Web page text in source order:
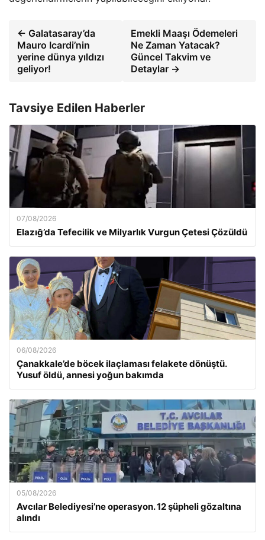
← Galatasaray’da
Mauro Icardi’nin
yerine dünya yıldızı
geliyor!
Emekli Maaşı Ödemeleri
Ne Zaman Yatacak?
Güncel Takvim ve
Detaylar →
Tavsiye Edilen Haberler
07/08/2026
Elazığ’da Tefecilik ve Milyarlık Vurgun Çetesi Çözüldü
06/08/2026
Çanakkale’de böcek ilaçlaması felakete dönüştü.
Yusuf öldü, annesi yoğun bakımda
05/08/2026
Avcılar Belediyesi’ne operasyon. 12 şüpheli gözaltına
alındı